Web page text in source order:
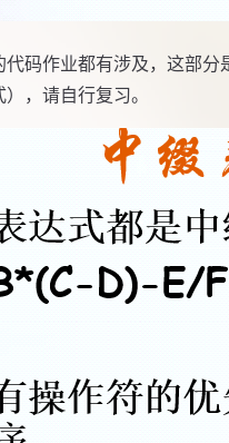
码作业都有涉及，这部分
，请自行复习。